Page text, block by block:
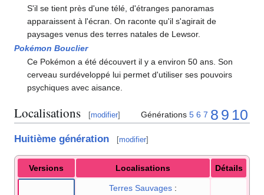
S'il se tient près d'une télé, d'étranges panoramas
apparaissent à l'écran. On raconte qu'il s'agirait de
paysages venus des terres natales de Lewsor.
Pokémon Bouclier
Ce Pokémon a été découvert il y a environ 50 ans. Son
cerveau surdéveloppé lui permet d'utiliser ses pouvoirs
psychiques avec aisance.
Localisations [modifier] Générations 5 6 7 8 9 10
Huitième génération [modifier]
Versions Localisations Détails
Terres Sauvages :